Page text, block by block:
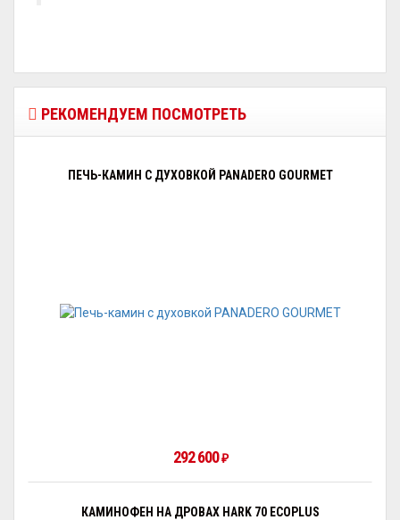
РЕКОМЕНДУЕМ ПОСМОТРЕТЬ
ПЕЧЬ-КАМИН С ДУХОВКОЙ PANADERO GOURMET
292 600 ₽
КАМИНОФЕН НА ДРОВАХ HARK 70 ECOPLUS